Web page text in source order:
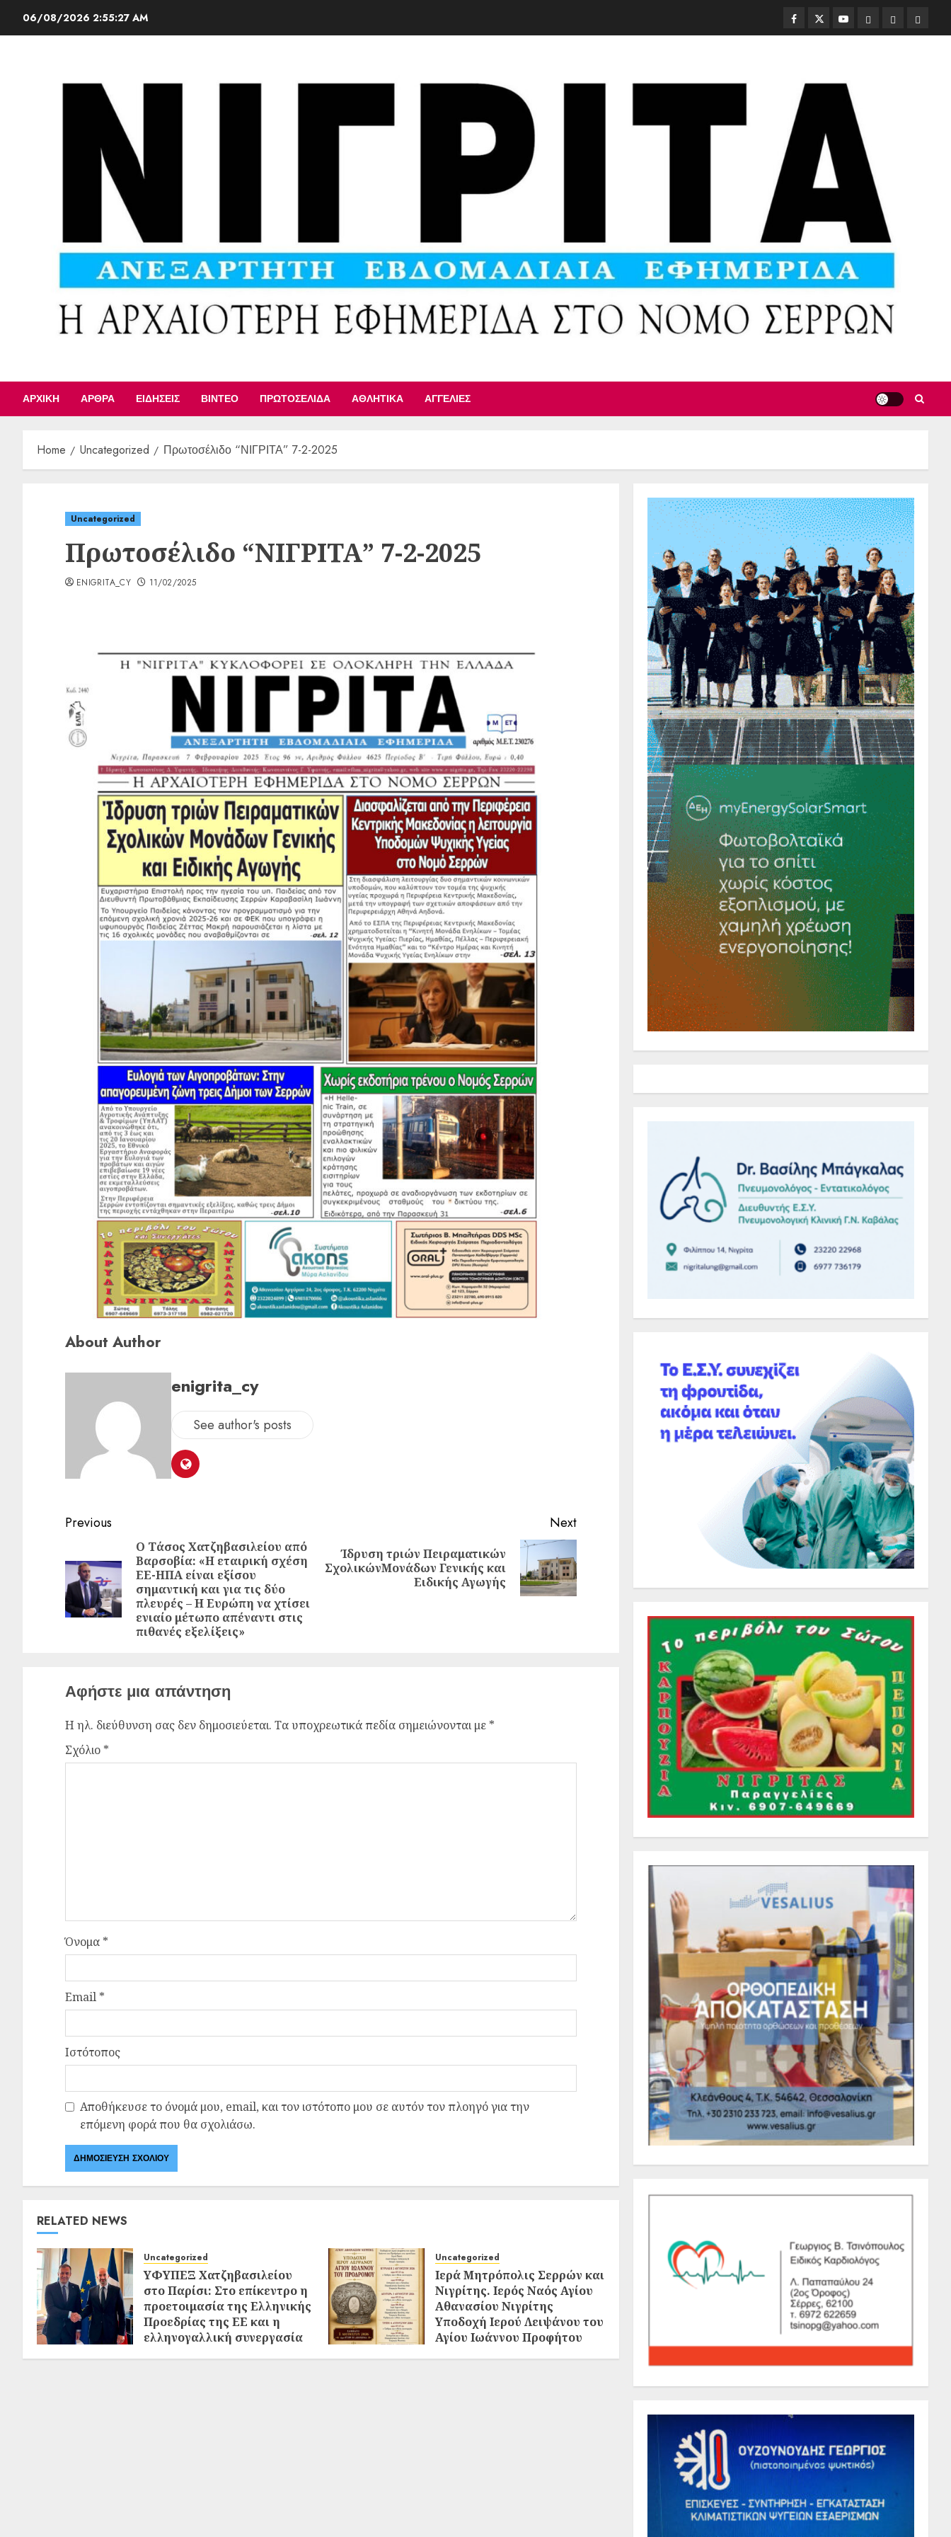
06/08/2026 2:55:28 AM
ΑΡΧΙΚΉ ΆΡΘΡΑ ΕΙΔΉΣΕΙΣ ΒΊΝΤΕΟ ΠΡΩΤΟΣΈΛΙΔΑ ΑΘΛΗΤΙΚΆ ΑΓΓΕΛΊΕΣ
Home Uncategorized Πρωτοσέλιδο “ΝΙΓΡΙΤΑ” 7-2-2025
Uncategorized
Πρωτοσέλιδο “ΝΙΓΡΙΤΑ” 7-2-2025
ENIGRITA_CY 11/02/2025
About Author
enigrita_cy
See author's posts
Previous
Ο Τάσος Χατζηβασιλείου από
Βαρσοβία: «Η εταιρική σχέση
ΕΕ-ΗΠΑ είναι εξίσου
σημαντική και για τις δύο
πλευρές – Η Ευρώπη να χτίσει
ενιαίο μέτωπο απέναντι στις
πιθανές εξελίξεις»
Next
Ίδρυση τριών Πειραματικών
ΣχολικώνΜονάδων Γενικής και
Ειδικής Αγωγής
Αφήστε μια απάντηση
Η ηλ. διεύθυνση σας δεν δημοσιεύεται. Τα υποχρεωτικά πεδία σημειώνονται με *
Σχόλιο *
Όνομα *
Email *
Ιστότοπος
Αποθήκευσε το όνομά μου, email, και τον ιστότοπο μου σε αυτόν τον πλοηγό για την
επόμενη φορά που θα σχολιάσω.
RELATED NEWS
Uncategorized
ΥΦΥΠΕΞ Χατζηβασιλείου
στο Παρίσι: Στο επίκεντρο η
προετοιμασία της Ελληνικής
Προεδρίας της ΕΕ και η
ελληνογαλλική συνεργασία
Uncategorized
Ιερά Μητρόπολις Σερρών και
Νιγρίτης. Ιερός Ναός Αγίου
Αθανασίου Νιγρίτης
Υποδοχή Ιερού Λειψάνου του
Αγίου Ιωάννου Προφήτου